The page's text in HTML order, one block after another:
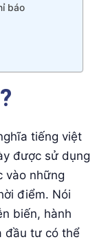
báo
tiếng việt
được sử dụng
vào những
điểm. Nói
biến, hành
đầu tư có thể